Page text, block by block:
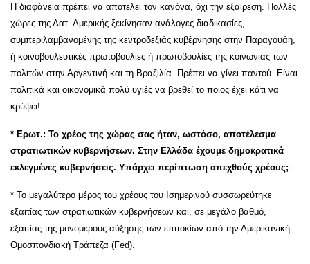
Η διαφάνεια πρέπει να αποτελεί τον κανόνα, όχι την εξαίρεση. Πολλές
χώρες της Λατ. Αμερικής ξεκίνησαν ανάλογες διαδικασίες,
συμπεριλαμβανομένης της κεντροδεξιάς κυβέρνησης στην Παραγουάη,
ή κοινοβουλευτικές πρωτοβουλίες ή πρωτοβουλίες της κοινωνίας των
πολιτών στην Αργεντινή και τη Βραζιλία. Πρέπει να γίνει παντού. Είναι
πολιτικά και οικονομικά πολύ υγιές να βρεθεί το ποιος έχει κάτι να
κρύψει!
* Ερωτ.: Το χρέος της χώρας σας ήταν, ωστόσο, αποτέλεσμα
στρατιωτικών κυβερνήσεων. Στην Ελλάδα έχουμε δημοκρατικά
εκλεγμένες κυβερνήσεις. Υπάρχει περίπτωση απεχθούς χρέους;
* Το μεγαλύτερο μέρος του χρέους του Ισημερινού συσσωρεύτηκε
εξαιτίας των στρατιωτικών κυβερνήσεων και, σε μεγάλο βαθμό,
εξαιτίας της μονομερούς αύξησης των επιτοκίων από την Αμερικανική
Ομοσπονδιακή Τράπεζα (Fed).